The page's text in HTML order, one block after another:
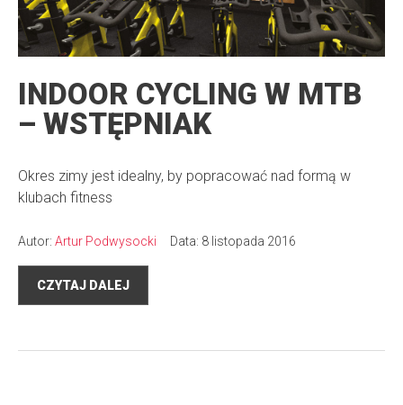
INDOOR CYCLING W MTB
– WSTĘPNIAK
Okres zimy jest idealny, by popracować nad formą w
klubach fitness
Autor: Artur Podwysocki Data: 8 listopada 2016
CZYTAJ DALEJ